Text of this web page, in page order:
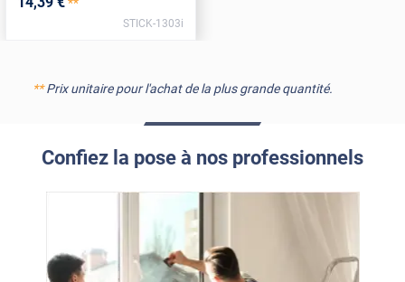
STICK-1303i
**Prix unitaire pour l'achat de la plus grande quantité.
Confiez la pose à nos professionnels